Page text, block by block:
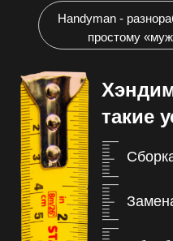
Handyman -
простому
такие